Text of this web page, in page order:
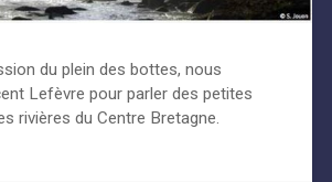
du plein des bottes, nous
Lefèvre pour parler des petites
rivières du Centre Bretagne.